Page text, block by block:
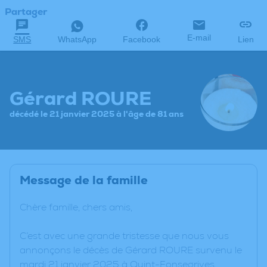
Partager
SMS WhatsApp Facebook E-mail Lien
Gérard ROURE
décédé le 21 janvier 2025 à l'âge de 81 ans
Message de la famille
Chère famille, chers amis,
C’est avec une grande tristesse que nous vous
annonçons le décès de Gérard ROURE survenu le
mardi 21 janvier 2025 à Quint-Fonsegrives.